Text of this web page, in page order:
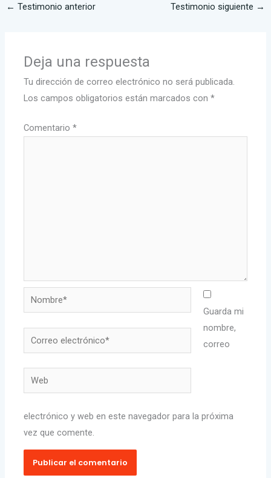
← Testimonio anterior Testimonio siguiente →
Deja una respuesta
Tu dirección de correo electrónico no será publicada.
Los campos obligatorios están marcados con*
Comentario*
Nombre*
Correo
electrónico*
Web
Guarda mi
nombre,
correo
electrónico y web en este navegador para la próxima
vez que comente.